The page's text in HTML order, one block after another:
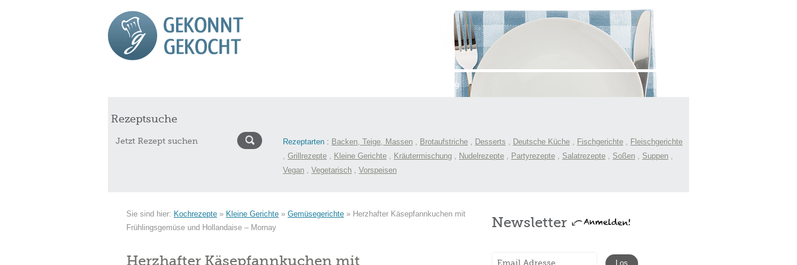
Blog
Rezeptsuche
Rezeptarten : Backen, Teige, Massen , Brotaufstriche , Desserts , Deutsche Küche , Fischgerichte , Fleischgerichte
, Grillrezepte , Kleine Gerichte , Kräutermischung , Nudelrezepte , Partyrezepte , Salatrezepte , Soßen , Suppen ,
Vegan , Vegetarisch , Vorspeisen
Sie sind hier: Kochrezepte » Kleine Gerichte » Gemüsegerichte » Herzhafter Käsepfannkuchen mit
Frühlingsgemüse und Hollandaise – Mornay
Herzhafter Käsepfannkuchen mit
Newsletter